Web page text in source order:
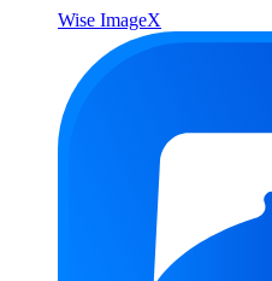
Wise ImageX